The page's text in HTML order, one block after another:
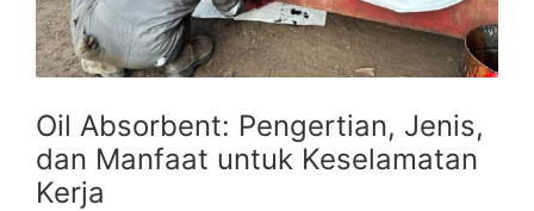
Oil Absorbent: Pengertian, Jenis,
dan Manfaat untuk Keselamatan
Kerja